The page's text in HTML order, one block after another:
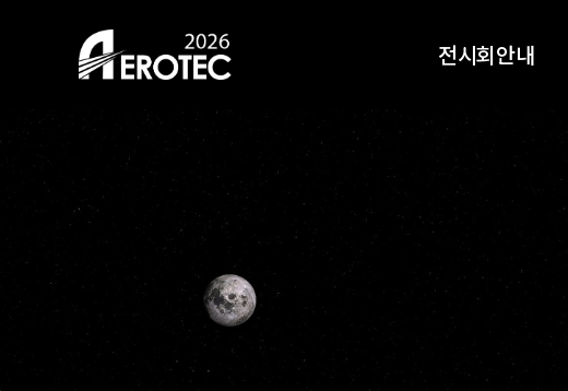
전시회안내
전시품목